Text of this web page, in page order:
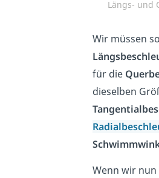
Längs- und
Wir müssen
für die
dieselben
Wenn wir nun